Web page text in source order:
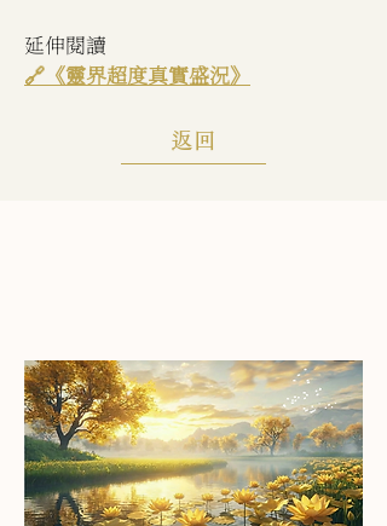
延伸閱讀
🔗《靈界超度真實盛況》
返回